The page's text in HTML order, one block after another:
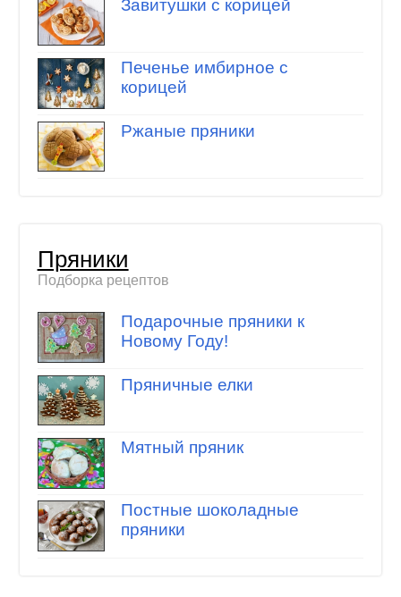
Завитушки с корицей
Печенье имбирное с
корицей
Ржаные пряники
Пряники
Подборка рецептов
Подарочные пряники к
Новому Году!
Пряничные елки
Мятный пряник
Постные шоколадные
пряники